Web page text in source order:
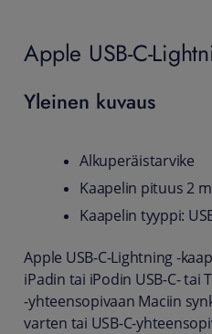
Apple USB-C-
Yleinen kuvaus
Alkuperäistarvike
Kaapelin pituus 2
Kaapelin tyyppi:
Apple USB-C-Lightning -
iPadin tai iPodin USB-C‑ tai
‑yhteensopivaan Maciin
varten tai USB-C-